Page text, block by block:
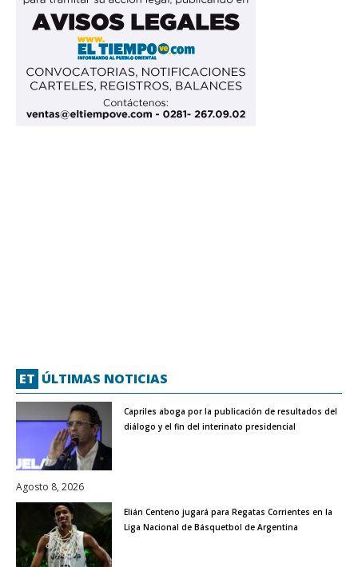
ET ÚLTIMAS NOTICIAS
Capriles aboga por la publicación de resultados del
diálogo y el fin del interinato presidencial
Agosto 8, 2026
Elián Centeno jugará para Regatas Corrientes en la
Liga Nacional de Básquetbol de Argentina